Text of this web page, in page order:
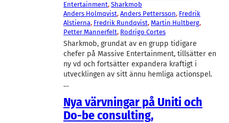
Entertainment, Sharkmob
Anders Holmqvist, Anders Pettersson, Fredrik
Alstierna, Fredrik Rundqvist, Martin Hultberg
Petter Mannerfelt, Rodrigo Cortes
Sharkmob, grundat av en grupp tidigare
chefer på Massive Entertainment, tillsätter en
ny vd och fortsätter expandera kraftigt i
utvecklingen av sitt ännu hemliga actionspel.
…
Nya värvningar på Uniti och
Do-be consulting,